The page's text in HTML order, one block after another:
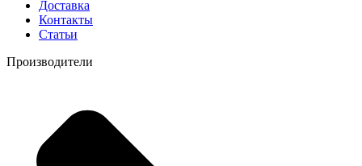
Доставка
Контакты
Статьи
Производители